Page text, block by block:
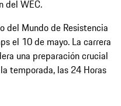
del WEC.
del Mundo de Resistencia
el 10 de mayo. La carrera
una preparación crucial
temporada, las 24 Horas